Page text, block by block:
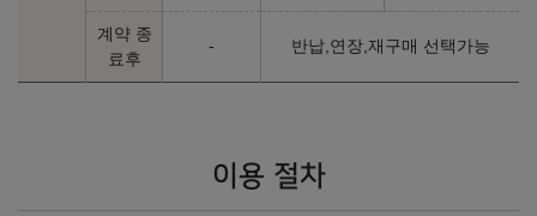
계약 종
료후
- 반납,연장,재구매 선택가능
이용 절차
Panamera 4
181,970,000